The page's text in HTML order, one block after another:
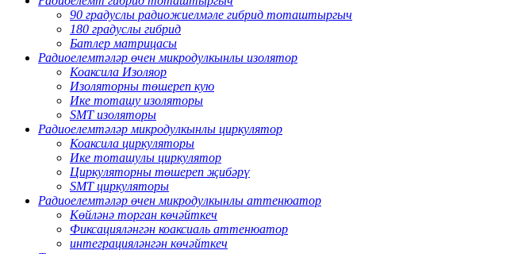
90 градуслы радиожиелмәле гибрид тоташтыргыч
180 градуслы гибрид
Батлер матрицасы
Радиоелемтәләр өчен микродулкынлы изолятор
Коаксила Изоляор
Изоляторны төшереп кую
Ике тоташу изоляторы
SMT изоляторы
Радиоелемтәләр микродулкынлы циркулятор
Коаксила циркуляторы
Ике тоташулы циркулятор
Циркуляторны төшереп җибәрү
SMT циркуляторы
Радиоелемтәләр өчен микродулкынлы аттенюатор
Көйләнә торган көчәйткеч
Фиксацияләнгән коаксиаль аттенюатор
интеграцияләнгән көчәйткеч